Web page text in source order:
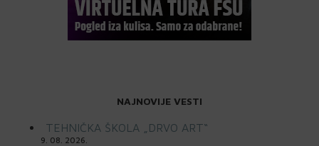
NAJNOVIJE VESTI
TEHNIČKA ŠKOLA „DRVO ART“
9. 08. 2026.